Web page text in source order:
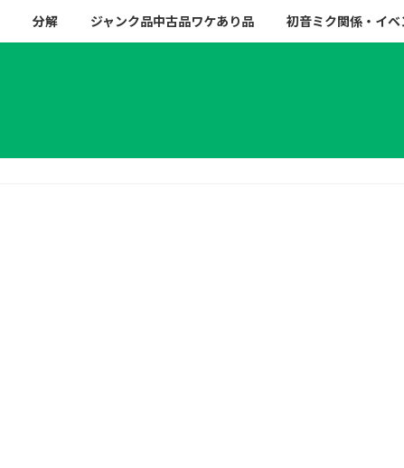
分解 ジャンク品中古品ワケあり品 初音ミク関係・イベ